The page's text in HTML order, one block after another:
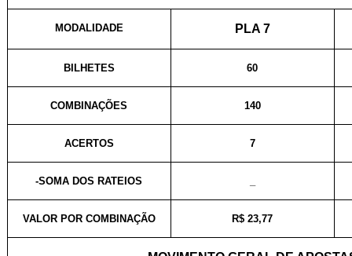
MODALIDADE PLA 7
BILHETES 60
COMBINAÇÕES 140
ACERTOS 7
-SOMA DOS RATEIOS
VALOR POR COMBINAÇÃO R$ 23,77